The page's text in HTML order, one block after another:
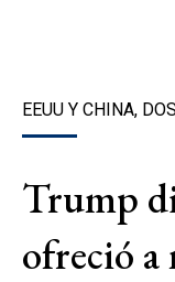
EEUU Y CHINA,
Trump
ofreció a